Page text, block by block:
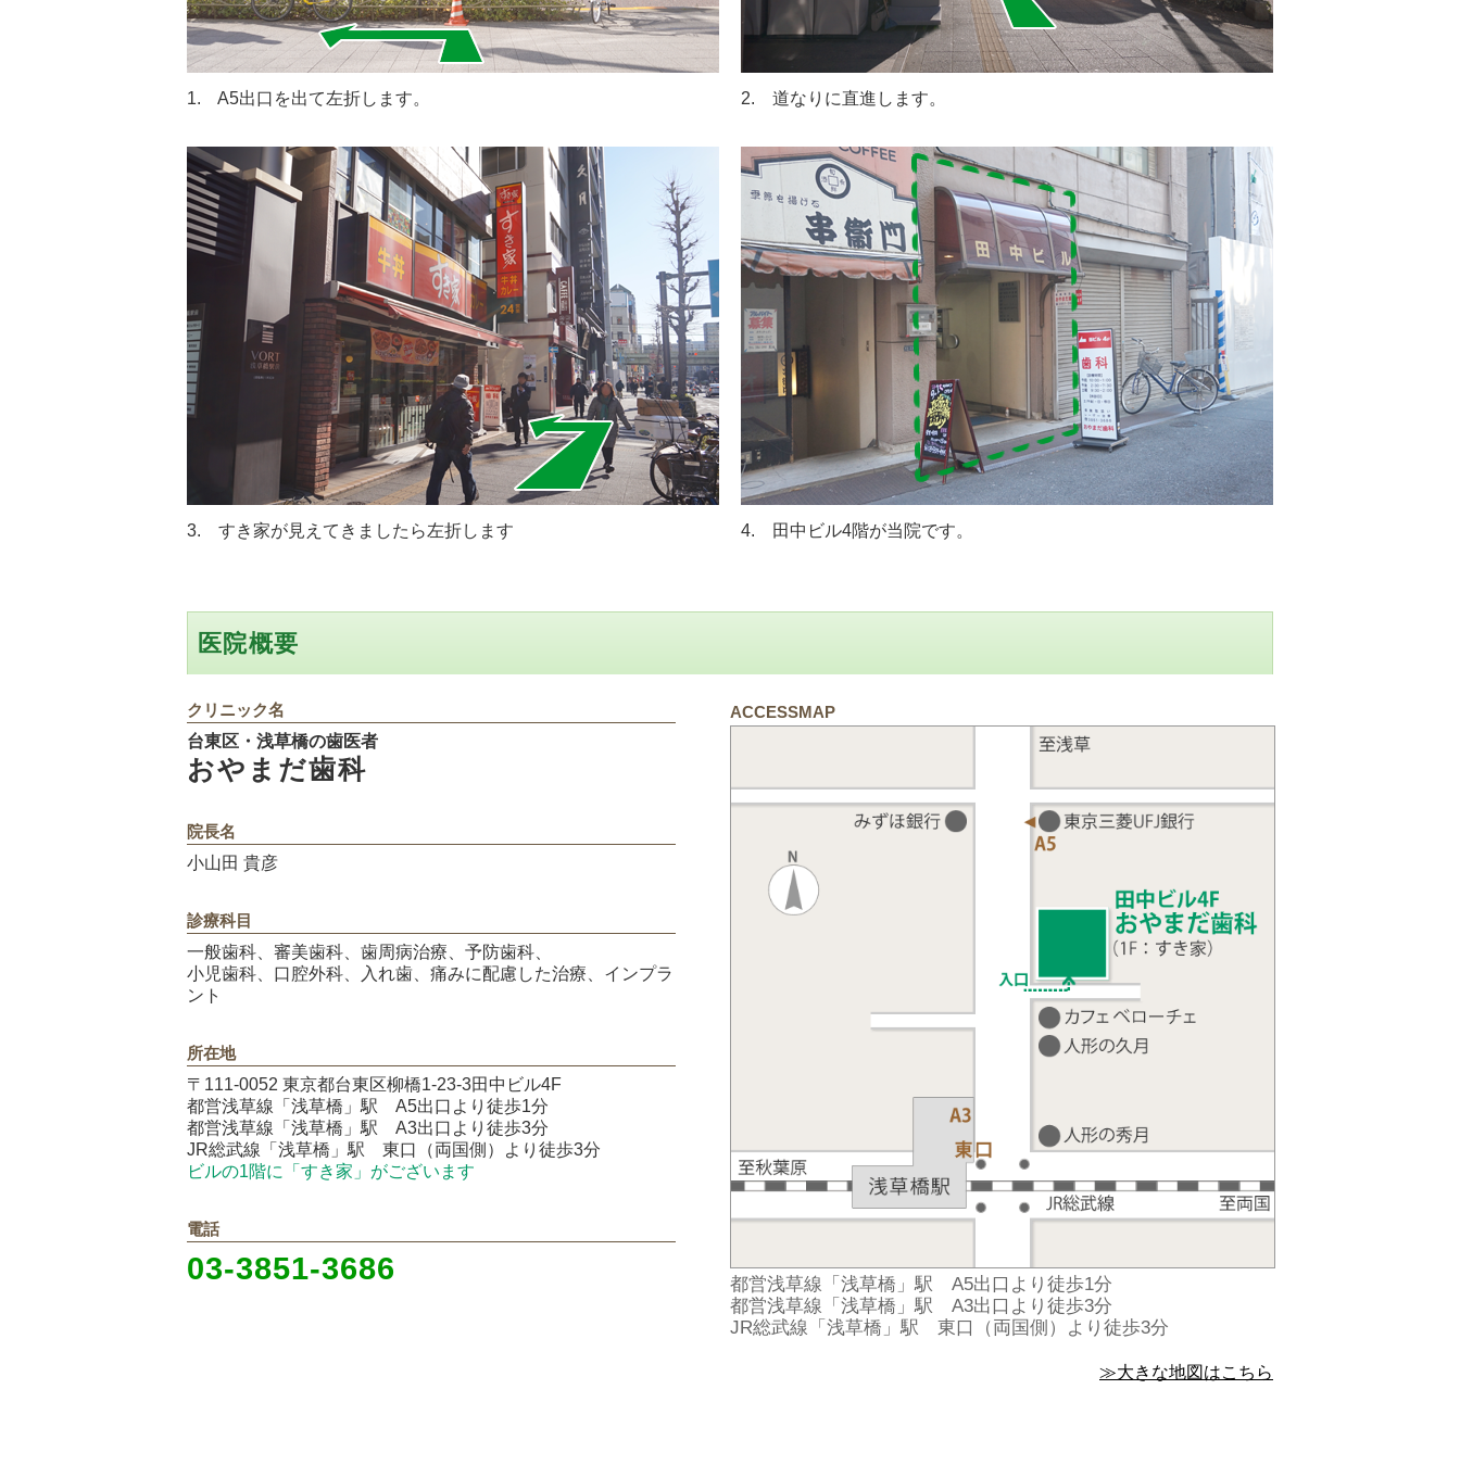
1. A5出口を出て左折します。 2. 道なりに直進します。
3. すき家が見えてきましたら左折します 4. 田中ビル4階が当院です。
医院概要
クリニック名
台東区・浅草橋の歯医者
おやまだ歯科
院長名
小山田 貴彦
診療科目
一般歯科、審美歯科、歯周病治療、予防歯科、
小児歯科、口腔外科、入れ歯、痛みに配慮した治療、インプラ
ント
所在地
〒111-0052 東京都台東区柳橋1-23-3田中ビル4F
都営浅草線「浅草橋」駅 A5出口より徒歩1分
都営浅草線「浅草橋」駅 A3出口より徒歩3分
JR総武線「浅草橋」駅 東口（両国側）より徒歩3分
ビルの1階に「すき家」がございます
電話
03-3851-3686
ACCESSMAP
都営浅草線「浅草橋」駅 A5出口より徒歩1分
都営浅草線「浅草橋」駅 A3出口より徒歩3分
JR総武線「浅草橋」駅 東口（両国側）より徒歩3分
≫大きな地図はこちら